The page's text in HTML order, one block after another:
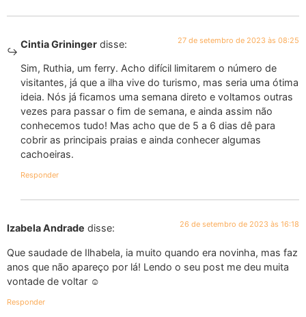
Cintia Grininger disse: 27 de setembro de 2023 às 08:25
Sim, Ruthia, um ferry. Acho difícil limitarem o número de
visitantes, já que a ilha vive do turismo, mas seria uma ótima
ideia. Nós já ficamos uma semana direto e voltamos outras
vezes para passar o fim de semana, e ainda assim não
conhecemos tudo! Mas acho que de 5 a 6 dias dê para
cobrir as principais praias e ainda conhecer algumas
cachoeiras.
Responder
Izabela Andrade disse: 26 de setembro de 2023 às 16:18
Que saudade de Ilhabela, ia muito quando era novinha, mas faz
anos que não apareço por lá! Lendo o seu post me deu muita
vontade de voltar ☺️
Responder